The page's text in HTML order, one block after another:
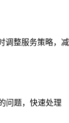
调整服务策略，减
问题，快速处理